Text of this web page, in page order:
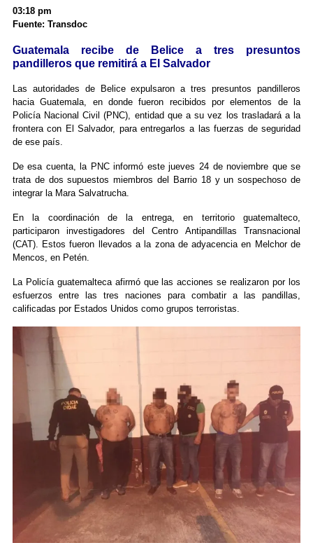
03:18 pm
Fuente: Transdoc
Guatemala recibe de Belice a tres presuntos
pandilleros que remitirá a El Salvador
Las autoridades de Belice expulsaron a tres presuntos pandilleros
hacia Guatemala, en donde fueron recibidos por elementos de la
Policía Nacional Civil (PNC), entidad que a su vez los trasladará a la
frontera con El Salvador, para entregarlos a las fuerzas de seguridad
de ese país.
De esa cuenta, la PNC informó este jueves 24 de noviembre que se
trata de dos supuestos miembros del Barrio 18 y un sospechoso de
integrar la Mara Salvatrucha.
En la coordinación de la entrega, en territorio guatemalteco,
participaron investigadores del Centro Antipandillas Transnacional
(CAT). Estos fueron llevados a la zona de adyacencia en Melchor de
Mencos, en Petén.
La Policía guatemalteca afirmó que las acciones se realizaron por los
esfuerzos entre las tres naciones para combatir a las pandillas,
calificadas por Estados Unidos como grupos terroristas.